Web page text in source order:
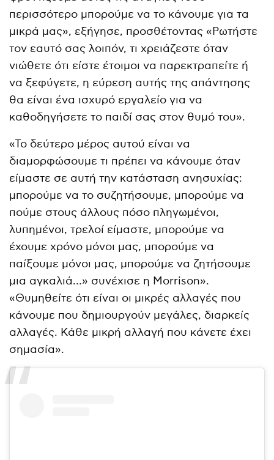
περισσότερο μπορούμε να το κάνουμε για τα
μικρά μας», εξήγησε, προσθέτοντας «Ρωτήστε
τον εαυτό σας λοιπόν, τι χρειάζεστε όταν
νιώθετε ότι είστε έτοιμοι να παρεκτραπείτε ή
να ξεφύγετε, η εύρεση αυτής της απάντησης
θα είναι ένα ισχυρό εργαλείο για να
καθοδηγήσετε το παιδί σας στον θυμό του».
«Το δεύτερο μέρος αυτού είναι να
διαμορφώσουμε τι πρέπει να κάνουμε όταν
είμαστε σε αυτή την κατάσταση ανησυχίας:
μπορούμε να το συζητήσουμε, μπορούμε να
πούμε στους άλλους πόσο πληγωμένοι,
λυπημένοι, τρελοί είμαστε, μπορούμε να
έχουμε χρόνο μόνοι μας, μπορούμε να
παίξουμε μόνοι μας, μπορούμε να ζητήσουμε
μια αγκαλιά…» συνέχισε η Morrison».
«Θυμηθείτε ότι είναι οι μικρές αλλαγές που
κάνουμε που δημιουργούν μεγάλες, διαρκείς
αλλαγές. Κάθε μικρή αλλαγή που κάνετε έχει
σημασία».